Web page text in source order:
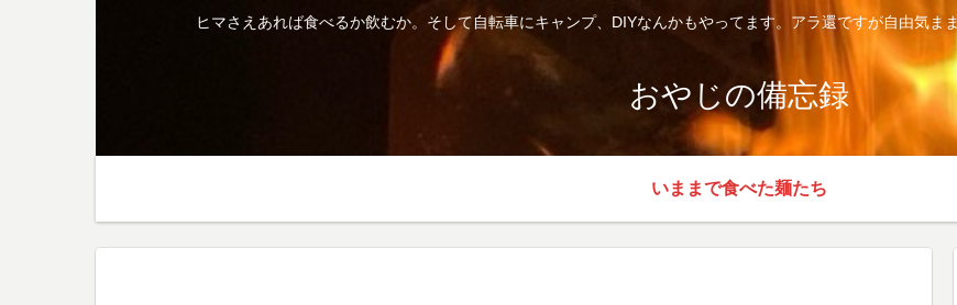
ヒマさえあれば食べるか飲むか。そして自転車にキャンプ、DIYなんかもやってます。アラ還ですが自由気ま
おやじの備忘録
いままで食べた麺たち